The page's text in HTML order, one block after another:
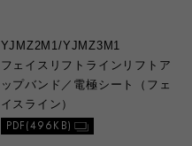
YJMZ2M1/YJMZ3M1
フェイスリフトラインリフトア
ップバンド／電極シート（フェ
イスライン）
PDF(496KB)